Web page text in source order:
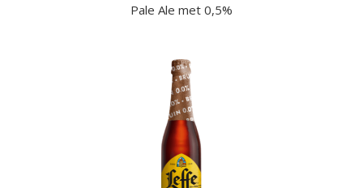
Pale Ale met 0,5%